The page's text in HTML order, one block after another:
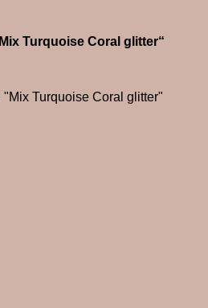
Turquoise Coral glitter“
Turquoise Coral glitter"